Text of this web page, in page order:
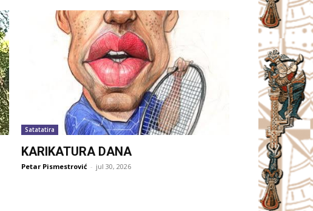
Satatatira
KARIKATURA DANA
Petar Pismestrović - jul 30, 2026